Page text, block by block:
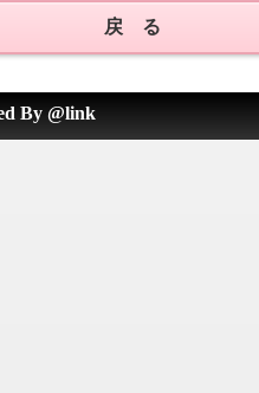
戻 る
By @link